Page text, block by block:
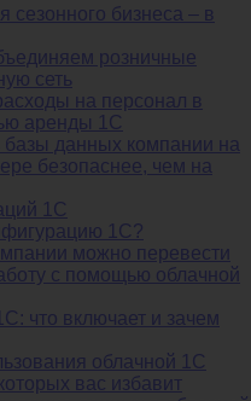
сезонного бизнеса – в
розничные
сеть
на персонал в
аренды 1С
базы данных компании на
безопаснее, чем на
1С
1С?
можно перевести
с помощью облачной
что включает и зачем
облачной 1С
вас избавит